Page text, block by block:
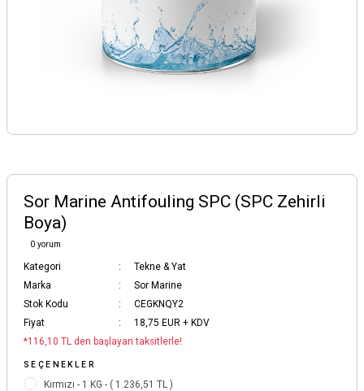
Sor Marine Antifouling SPC (SPC Zehirli
Boya)
0 yorum
Kategori
Tekne & Yat
Marka
Sor Marine
Stok Kodu
CEGKNQY2
Fiyat
18,75 EUR + KDV
*116,10 TL den başlayan taksitlerle!
SEÇENEKLER
Kırmızı - 1 KG - ( 1.236,51 TL )